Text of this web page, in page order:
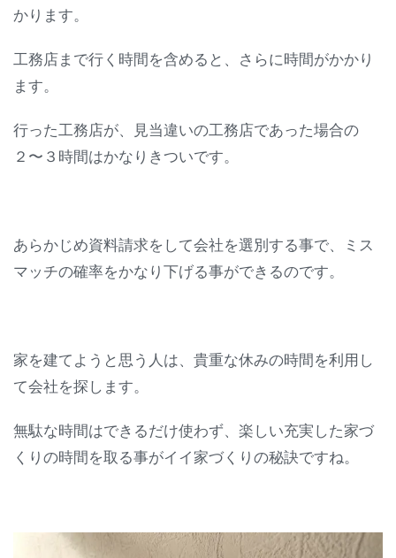
かります。
工務店まで行く時間を含めると、さらに時間がかかり
ます。
行った工務店が、見当違いの工務店であった場合の
２〜３時間はかなりきついです。
あらかじめ資料請求をして会社を選別する事で、ミス
マッチの確率をかなり下げる事ができるのです。
家を建てようと思う人は、貴重な休みの時間を利用し
て会社を探します。
無駄な時間はできるだけ使わず、楽しい充実した家づ
くりの時間を取る事がイイ家づくりの秘訣ですね。